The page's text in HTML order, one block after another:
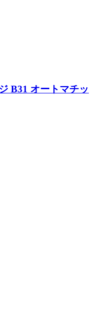
B31 オートマチッ